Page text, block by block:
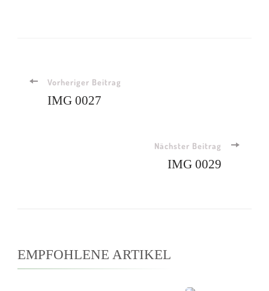
Beitragsnavigation
Vorheriger Beitrag
IMG 0027
Nächster Beitrag
IMG 0029
EMPFOHLENE ARTIKEL